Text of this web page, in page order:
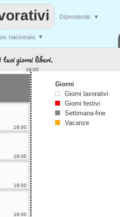
nacionais ▼
Dipendente ▼
tuoi giorni liberi.
18:00
18:00
18:00
18:00
18:00
Giorni
Giorni lavorativi
Giorni festivi
Settimana-fine
Vacanze